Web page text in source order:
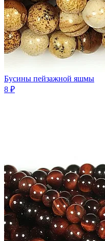
Бусины пейзажной яшмы
8 ₽